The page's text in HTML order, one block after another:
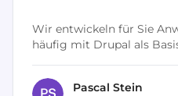
Wir entwickeln für Sie
häufig mit Drupal als
Hybride Apps für Mobile...
Pascal Stein